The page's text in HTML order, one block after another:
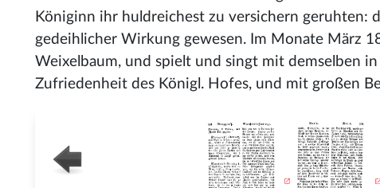
Königinn ihr huldreichest zu versichern geruhten:
gedeihlicher Wirkung gewesen. Im Monate März
Weixelbaum, und spielt und singt mit demselben
Zufriedenheit des Königl. Hofes, und mit großen